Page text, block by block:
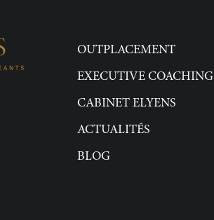
OUTPLACEMENT
EXECUTIVE COACHING
CABINET ELYENS
ACTUALITÉS
BLOG